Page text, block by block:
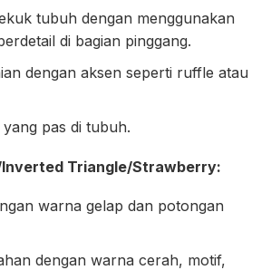
tubuh dengan menggunakan
di bagian pinggang.
dengan aksen seperti ruffle atau
pas di tubuh.
Triangle/Strawberry:
warna gelap dan potongan
dengan warna cerah, motif,